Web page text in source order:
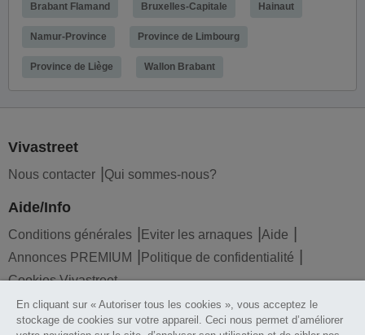
Brabant Flamand Bruxelles-Capitale Hainaut
Namur-Province Province de Limbourg
Province de Liège Wallon Brabant
Vivastreet
Nous contacter Qui sommes-nous?
Aide/Info
Conditions générales Eviter les arnaques
Aide
Annonces PREMIUM
Politique de confidentialité
Cookies Vivastreet
Liens utiles
En cliquant sur « Autoriser tous les cookies », vous acceptez le
stockage de cookies sur votre appareil. Ceci nous permet d’améliorer